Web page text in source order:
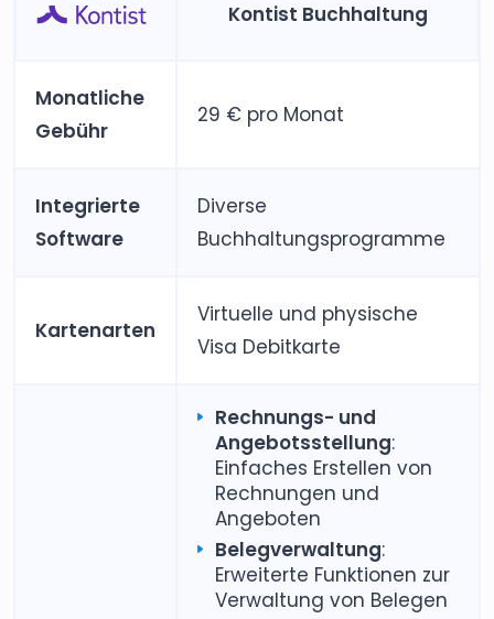
Kontist Buchhaltung
Monatliche
Gebühr
29 € pro Monat
Integrierte
Software
Diverse
Buchhaltungsprogramme
Kartenarten
Virtuelle und physische
Visa Debitkarte
Rechnungs- und
Angebotsstellung:
Einfaches Erstellen von
Rechnungen und
Angeboten
Belegverwaltung:
Erweiterte Funktionen zur
Verwaltung von Belegen